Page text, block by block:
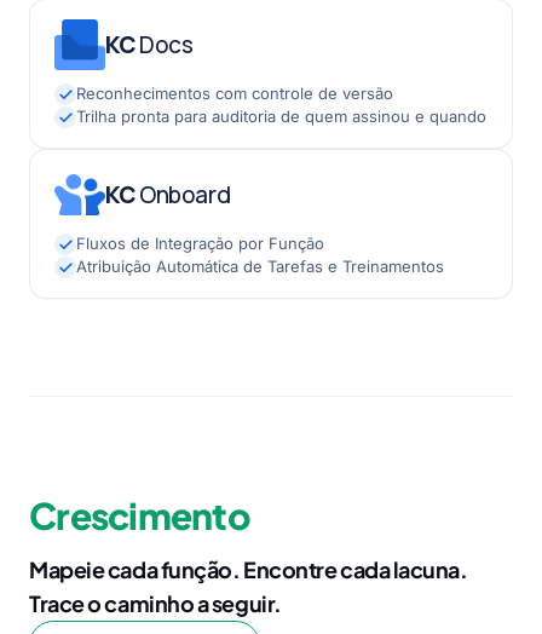
KCDocs
Reconhecimentos com controle de versão
Trilha pronta para auditoria de quem assinou e quando
KCOnboard
Fluxos de Integração por Função
Atribuição Automática de Tarefas e Treinamentos
Crescimento
Mapeie cada função. Encontre cada lacuna.
Trace o caminho a seguir.